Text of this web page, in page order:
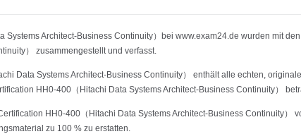
Architect-Business Continuity）bei www.exam24.de wurden mit
） zusammengestellt und verfasst.
Data Systems Architect-Business Continuity） enthält alle echten,
HH0-400（Hitachi Data Systems Architect-Business Continuity）
HH0-400（Hitachi Data Systems Architect-Business Continuity）
zu 100 % zu erstatten.